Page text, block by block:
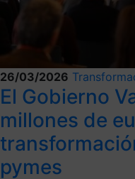
26/03/2026
El Gobierno
millones de
pymes